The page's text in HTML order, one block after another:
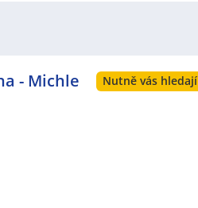
- Michle Nutně vás hledají